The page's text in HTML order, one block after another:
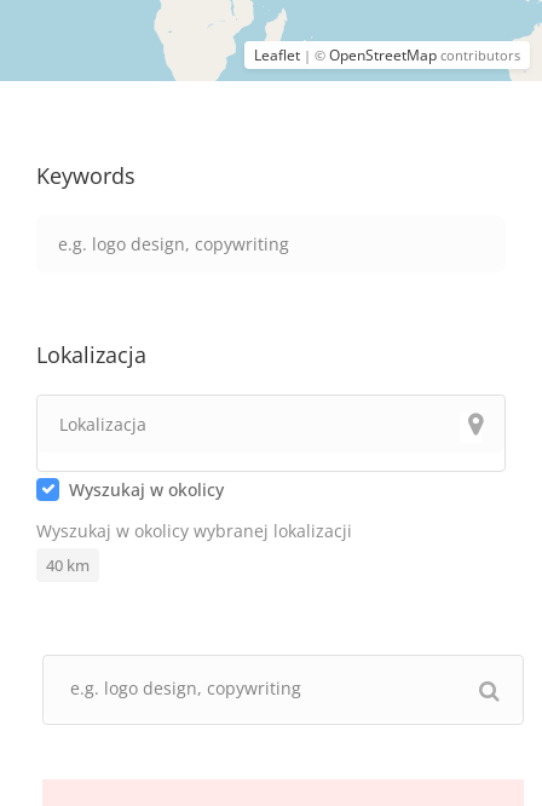
Leaflet | © OpenStreetMap contributors
Keywords
Lokalizacja
Wyszukaj w okolicy
Wyszukaj w okolicy wybranej lokalizacji
40 km